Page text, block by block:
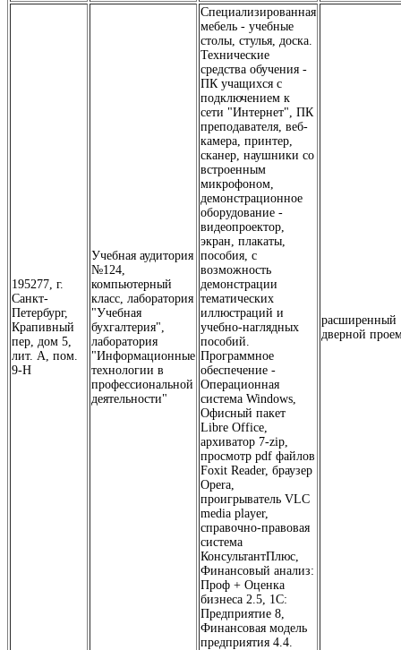
195277, г.
Санкт-
Петербург,
Крапивный
пер, дом 5,
лит. А, пом.
9-Н
Учебная аудитория
№124,
компьютерный
класс, лаборатория
"Учебная
бухгалтерия",
лаборатория
"Информационные
технологии в
профессиональной
деятельности"
Специализированная
мебель - учебные
столы, стулья, доска.
Технические
средства обучения -
ПК учащихся с
подключением к
сети "Интернет", ПК
преподавателя, веб-
камера, принтер,
сканер, наушники со
встроенным
микрофоном,
демонстрационное
оборудование -
видеопроектор,
экран, плакаты,
пособия, с
возможность
демонстрации
тематических
иллюстраций и
учебно-наглядных
пособий.
Программное
обеспечение -
Операционная
система Windows,
Офисный пакет
Libre Office,
архиватор 7-zip,
просмотр pdf файлов
Foxit Reader, браузер
Opera,
проигрыватель VLC
media player,
справочно-правовая
система
КонсультантПлюс,
Финансовый анализ:
Проф + Оценка
бизнеса 2.5, 1С:
Предприятие 8,
Финансовая модель
предприятия 4.4.
расширенный
дверной